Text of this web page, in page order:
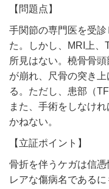
【問題点】
手関節の専門医を受
た。しかし、MRI上
所見はない。橈骨骨
が崩れ、尺骨の突き
る。ただし、患部（
また、手術をしなけ
かねない。
【立証ポイント】
骨折を伴うケガは信
レアな傷病名である